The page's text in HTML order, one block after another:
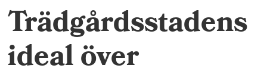
Trädgårdsstadens